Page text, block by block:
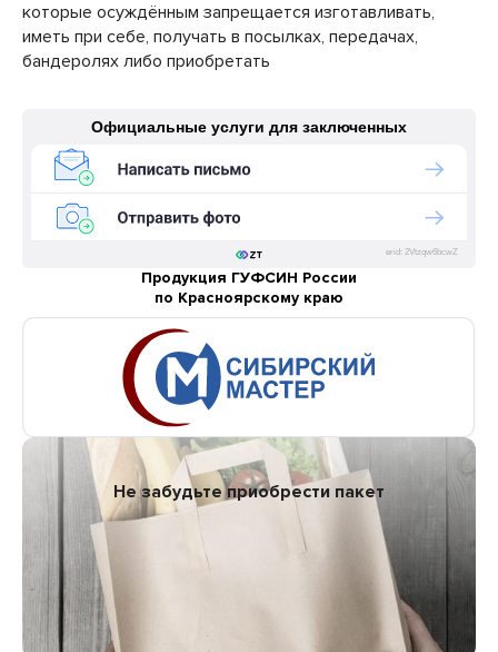
Официальные услуги для заключенных
erid: 2Vtzqw6bcwZ
Продукция ГУФСИН России
по Красноярскому краю
Не забудьте приобрести пакет
которые осуждённым запрещается изготавливать,
иметь при себе, получать в посылках, передачах,
бандеролях либо приобретать